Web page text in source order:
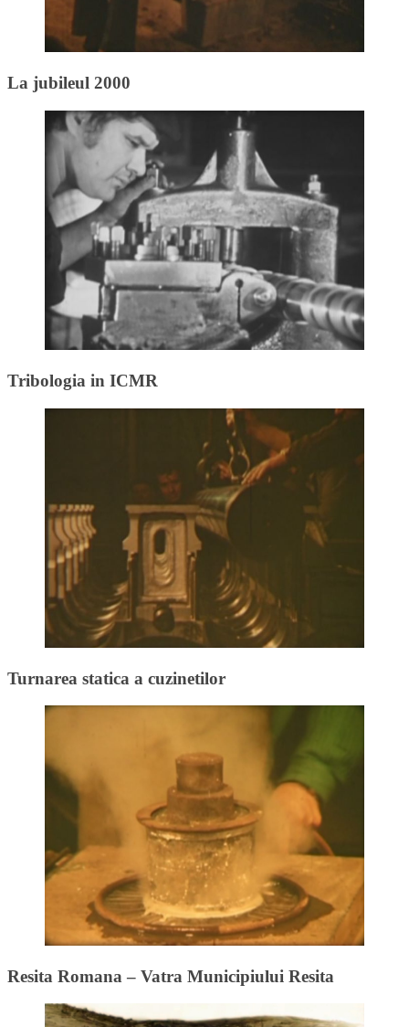
La jubileul 2000
Tribologia in ICMR
Turnarea statica a cuzinetilor
Resita Romana – Vatra Municipiului Resita